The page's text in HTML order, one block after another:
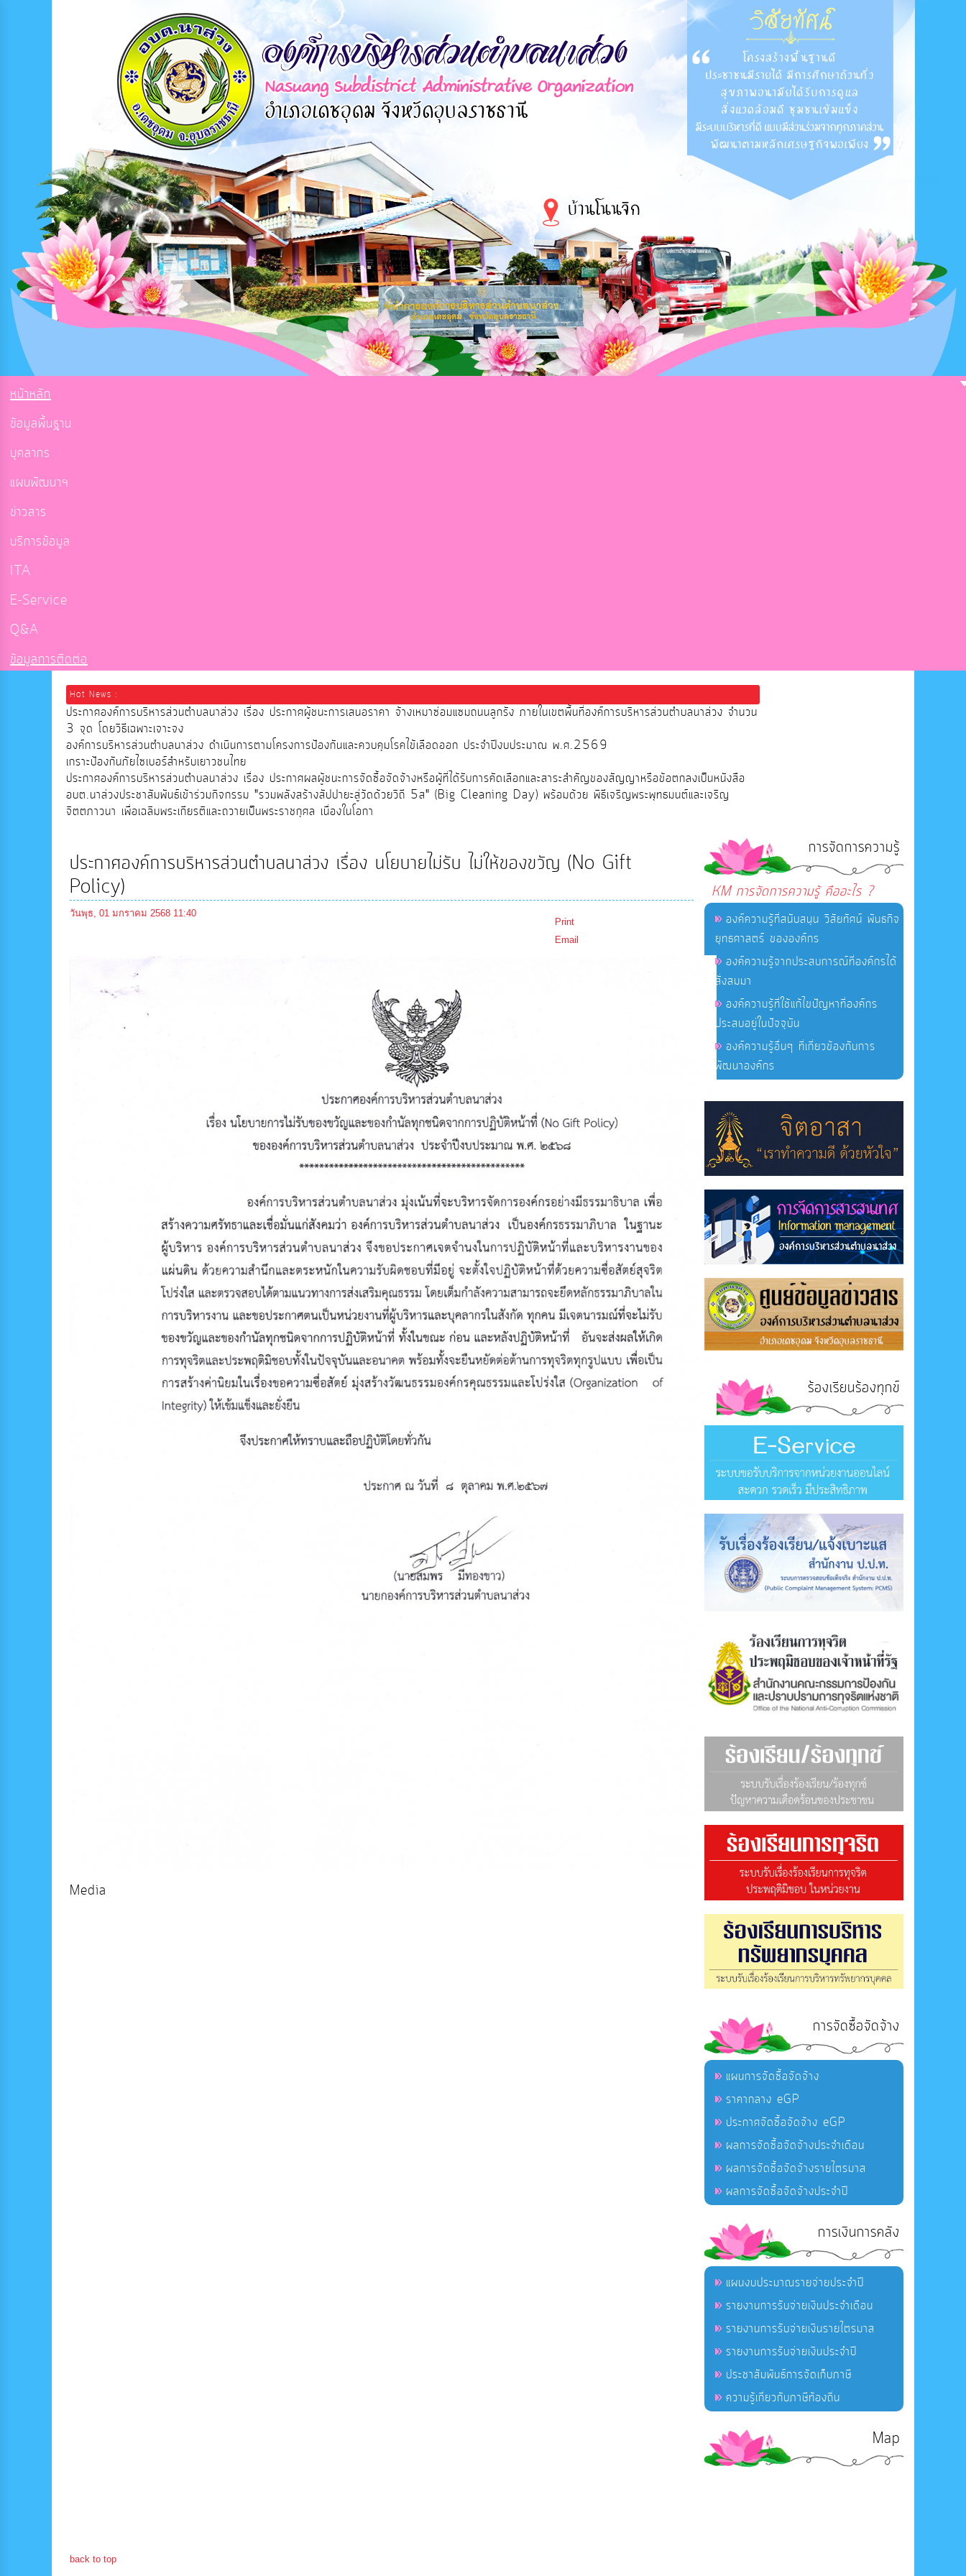
หน้าหลัก
ข้อมูลพื้นฐาน
บุคลากร
แผนพัฒนาฯ
ข่าวสาร
บริการข้อมูล
ITA
E-Service
Q&A
ข้อมูลการติดต่อ
Hot News :
ประกาศองค์การบริหารส่วนตำบลนาส่วง เรื่อง ประกาศผู้ชนะการเสนอราคา จ้างเหมาซ่อมแซมถนนลูกรัง ภายในเขตพื้นที่องค์การบริหารส่วนตำบลนาส่วง จำนวน
3 จุด โดยวิธีเฉพาะเจาะจง
องค์การบริหารส่วนตำบลนาส่วง ดำเนินการตามโครงการป้องกันและควบคุมโรคไข้เลือดออก ประจำปีงบประมาณ พ.ศ.2569
เกราะป้องกันภัยไซเบอร์สำหรับเยาวชนไทย
ประกาศองค์การบริหารส่วนตำบลนาส่วง เรื่อง ประกาศผลผู้ชนะการจัดซื้อจัดจ้างหรือผู้ที่ได้รับการคัดเลือกและสาระสำคัญของสัญญาหรือข้อตกลงเป็นหนังสือ
อบต.นาส่วงประชาสัมพันธ์เข้าร่วมกิจกรรม "รวมพลังสร้างสัปปายะสู่วัดด้วยวิถี 5ส" (Big Cleaning Day) พร้อมด้วย พิธีเจริญพระพุทธมนต์และเจริญ
จิตตภาวนา เพื่อเฉลิมพระเกียรติและถวายเป็นพระราชกุศล เนื่องในโอกา
ประกาศองค์การบริหารส่วนตำบลนาส่วง เรื่อง นโยบายไม่รับ ไม่ให้ของขวัญ (No Gift
Policy)
วันพุธ, 01 มกราคม 2568 11:40
Print
Email
Media
back to top
การจัดการความรู้
KM การจัดการความรู้ คืออะไร ?
องค์ความรู้ที่สนับสนุน วิสัยทัศน์ พันธกิจ
ยุทธศาสตร์ ขององค์กร
องค์ความรู้จากประสบการณ์ที่องค์กรได้
สั่งสมมา
องค์ความรู้ที่ใช้แก้ไขปัญหาที่องค์กร
ประสบอยู่ในปัจจุบัน
องค์ความรู้อื่นๆ ที่เกี่ยวข้องกับการ
พัฒนาองค์กร
ร้องเรียนร้องทุกข์
การจัดซื้อจัดจ้าง
แผนการจัดซื้อจัดจ้าง
ราคากลาง eGP
ประกาศจัดซื้อจัดจ้าง eGP
ผลการจัดซื้อจัดจ้างประจำเดือน
ผลการจัดซื้อจัดจ้างรายไตรมาส
ผลการจัดซื้อจัดจ้างประจำปี
การเงินการคลัง
แผนงบประมาณรายจ่ายประจำปี
รายงานการรับจ่ายเงินประจำเดือน
รายงานการรับจ่ายเงินรายไตรมาส
รายงานการรับจ่ายเงินประจำปี
ประชาสัมพันธ์การจัดเก็บภาษี
ความรู้เกี่ยวกับภาษีท้องถิ่น
Map